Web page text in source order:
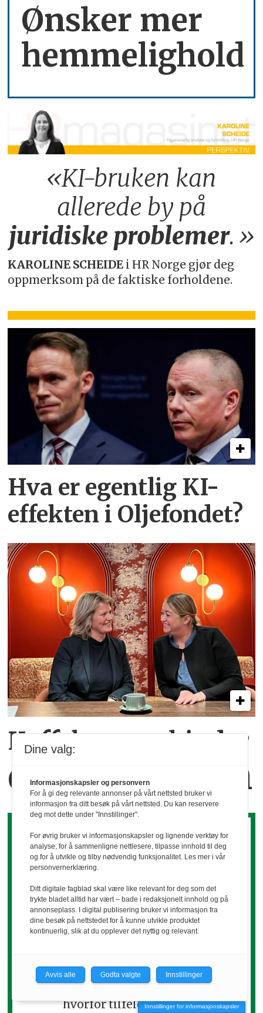
Ønsker mer
hemmelighold
«KI-bruken kan
allerede by på
juridiske problemer.»
KAROLINE SCHEIDE i HR Norge gjør deg
oppmerksom på de faktiske forholdene.
Hva er egentlig KI-
effekten i Oljefondet?
Kaffekoppen binder
dem sammen
Det koker ned til
relasjoner
kommunikasjon og gjensidighet er
hvorfor tilfeldige møter,
Innstillinger for informasjonskapsler
Dine valg:
Informasjonskapsler og personvern
For å gi deg relevante annonser på vårt nettsted bruker vi
informasjon fra ditt besøk på vårt nettsted. Du kan reservere
deg mot dette under "Innstillinger".
For øvrig bruker vi informasjonskapsler og lignende verktøy for
analyse, for å sammenligne nettlesere, tilpasse innhold til deg
og for å utvikle og tilby nødvendig funksjonalitet. Les mer i vår
personvernerklæring.
Ditt digitale fagblad skal være like relevant for deg som det
trykte bladet alltid har vært – bade i redaksjonelt innhold og på
annonseplass. I digital publisering bruker vi informasjon fra
dine besøk på nettstedet for å kunne utvikle produktet
kontinuerlig, slik at du opplever det nyttig og relevant.
Avvis alle Godta valgte Innstillinger